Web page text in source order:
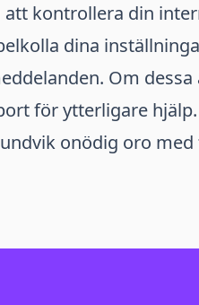
kontrollera din
dina
Om
för ytterligare
onödig oro